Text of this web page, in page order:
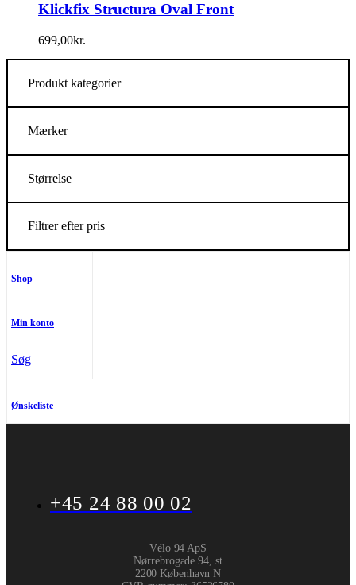
Klickfix Structura Oval Front
699,00kr.
Produkt kategorier
Mærker
Størrelse
Filtrer efter pris
Shop
Min konto
Søg
Ønskeliste
+45 24 88 00 02
Vélo 94 ApS
Nørrebrogade 94, st
2200 København N